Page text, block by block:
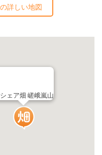
詳しい地図
シェア畑 嵯峨嵐山